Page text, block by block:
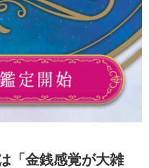
「金銭感覚が大雑